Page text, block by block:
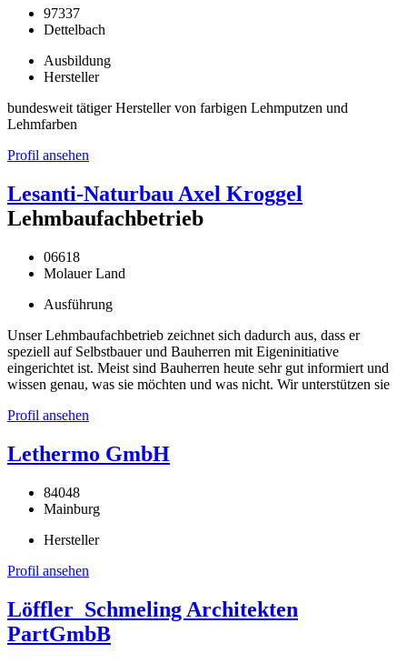
97337
Dettelbach
Ausbildung
Hersteller
bundesweit tätiger Hersteller von farbigen Lehmputzen und
Lehmfarben
Profil ansehen
Lesanti-Naturbau Axel Kroggel
Lehmbaufachbetrieb
06618
Molauer Land
Ausführung
Unser Lehmbaufachbetrieb zeichnet sich dadurch aus, dass er
speziell auf Selbstbauer und Bauherren mit Eigeninitiative
eingerichtet ist. Meist sind Bauherren heute sehr gut informiert und
wissen genau, was sie möchten und was nicht. Wir unterstützen sie
Profil ansehen
Lethermo GmbH
84048
Mainburg
Hersteller
Profil ansehen
Löffler_Schmeling Architekten
PartGmbB